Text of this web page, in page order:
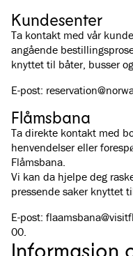
Kundesenter
Ta kontakt med vår
angående
knyttet til båter, busser
E-post:
Flåmsbana
Ta direkte kontakt med
henvendelser eller
Flåmsbana.
Vi kan da hjelpe deg
pressende saker knyttet
E-post:
00.
Informasjon